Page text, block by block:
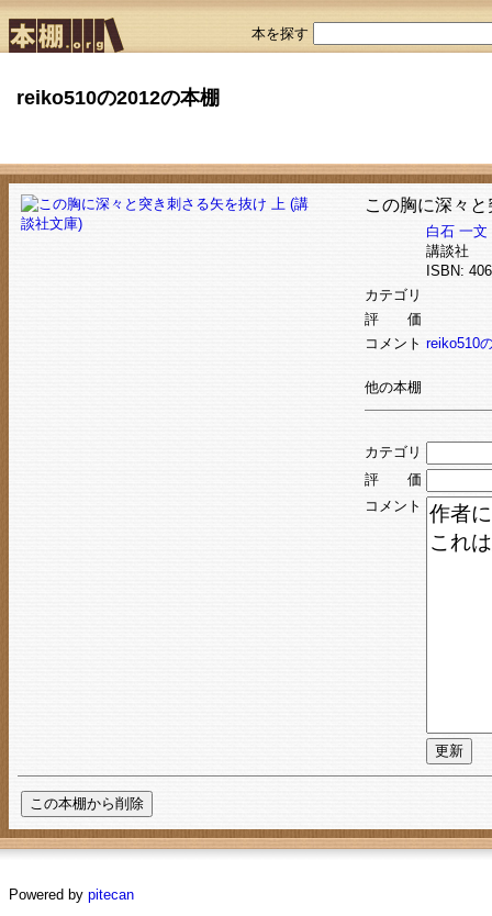
本を探す
reiko510の2012の本棚
この胸に深々
白石 一文
講談社
ISBN:
カテゴリ
評 価
コメント reiko510
他の本棚
カテゴリ
評 価
コメント
Powered by pitecan